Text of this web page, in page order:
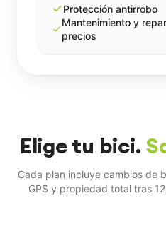
Protección antirrobo
Mantenimiento y
precios
Elige tu bici.
Cada plan incluye cambios de
GPS y propiedad total tras